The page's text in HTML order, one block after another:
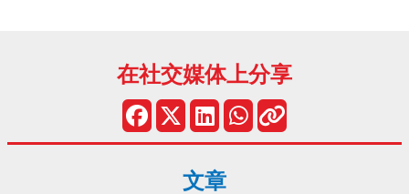
在社交媒体上分享
文章